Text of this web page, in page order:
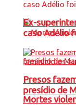
Mortes
Ex-
caso Adélio
Presos
presídio de